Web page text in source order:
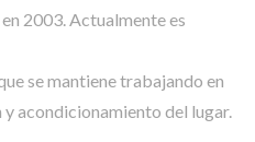
2003. Actualmente es
que se mantiene trabajando en
acondicionamiento del lugar.